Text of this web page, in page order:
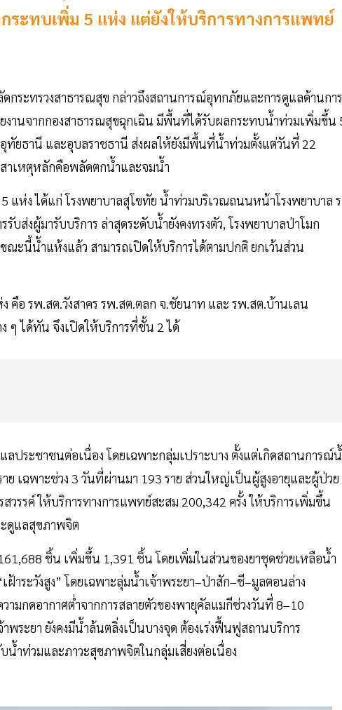
ะทบเพิ่ม 5 แห่ง แต่ยังให้บริการทางการแพทย์
ระทรวงสาธารณสุข กล่าวถึงสถานการณ์อุทกภัยและการดูแลด้านการ
งานจากกองสาธารณสุขฉุกเฉิน มีพื้นที่ได้รับผลกระทบน้ำท่วมเพิ่มขึ้น
ทัยธานี และอุบลราชธานี ส่งผลให้ยังมีพื้นที่น้ำท่วมตั้งแต่วันที่ 22
สาเหตุหลักคือพลัดตกน้ำและจมน้ำ
แห่ง ได้แก่ โรงพยาบาลสุโขทัย น้ำท่วมบริเวณถนนหน้าโรงพยาบาล
บส่งผู้มารับบริการ ล่าสุดระดับน้ำยังคงทรงตัว, โรงพยาบาลป่าโมก
ะนี้น้ำแห้งแล้ว สามารถเปิดให้บริการได้ตามปกติ ยกเว้นส่วน
คือ รพ.สต.วังสาคร รพ.สต.ตลก จ.ชัยนาท และ รพ.สต.บ้านเลน
ๆ ได้ทัน จึงเปิดให้บริการที่ชั้น 2 ได้
ประชาชนต่อเนื่อง โดยเฉพาะกลุ่มเปราะบาง ตั้งแต่เกิดสถานการณ์
เฉพาะช่วง 3 วันที่ผ่านมา 193 ราย ส่วนใหญ่เป็นผู้สูงอายุและผู้ป่วย
รรค์ ให้บริการทางการแพทย์สะสม 200,342 ครั้ง ให้บริการเพิ่มขึ้น
ะดูแลสุขภาพจิต
ชิ้น เพิ่มขึ้น 1,391 ชิ้น โดยเพิ่มในส่วนของยาชุดช่วยเหลือน้ำ
าระวังสูง” โดยเฉพาะลุ่มน้ำเจ้าพระยา–ป่าสัก–ชี–มูลตอนล่าง
ามกดอากาศต่ำจากการสลายตัวของพายุคัลแมกีช่วงวันที่ 8–10
ระยา ยังคงมีน้ำล้นตลิ่งเป็นบางจุด ต้องเร่งฟื้นฟูสถานบริการ
น้ำท่วมและภาวะสุขภาพจิตในกลุ่มเสี่ยงต่อเนื่อง